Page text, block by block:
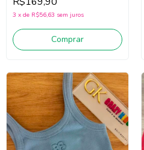
3 x de R$56,63 sem juros
Comprar